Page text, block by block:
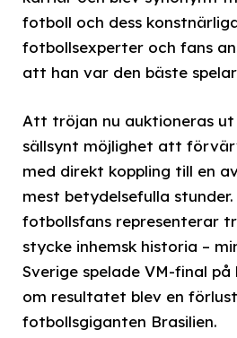
fotboll och dess
fotbollsexperter och fans
att han var den bäste
Att tröjan nu auktioneras ut
sällsynt möjlighet att
med direkt koppling till en
mest betydelsefulla stunder.
fotbollsfans representerar
stycke inhemsk historia –
Sverige spelade VM-final på
om resultatet blev en
fotbollsgiganten Brasilien.